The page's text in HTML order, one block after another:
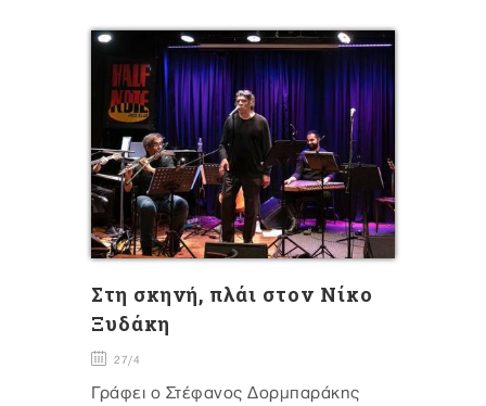
Στη σκηνή, πλάι στον Νίκο
Ξυδάκη
27/4
Γράφει ο Στέφανος Δορμπαράκης